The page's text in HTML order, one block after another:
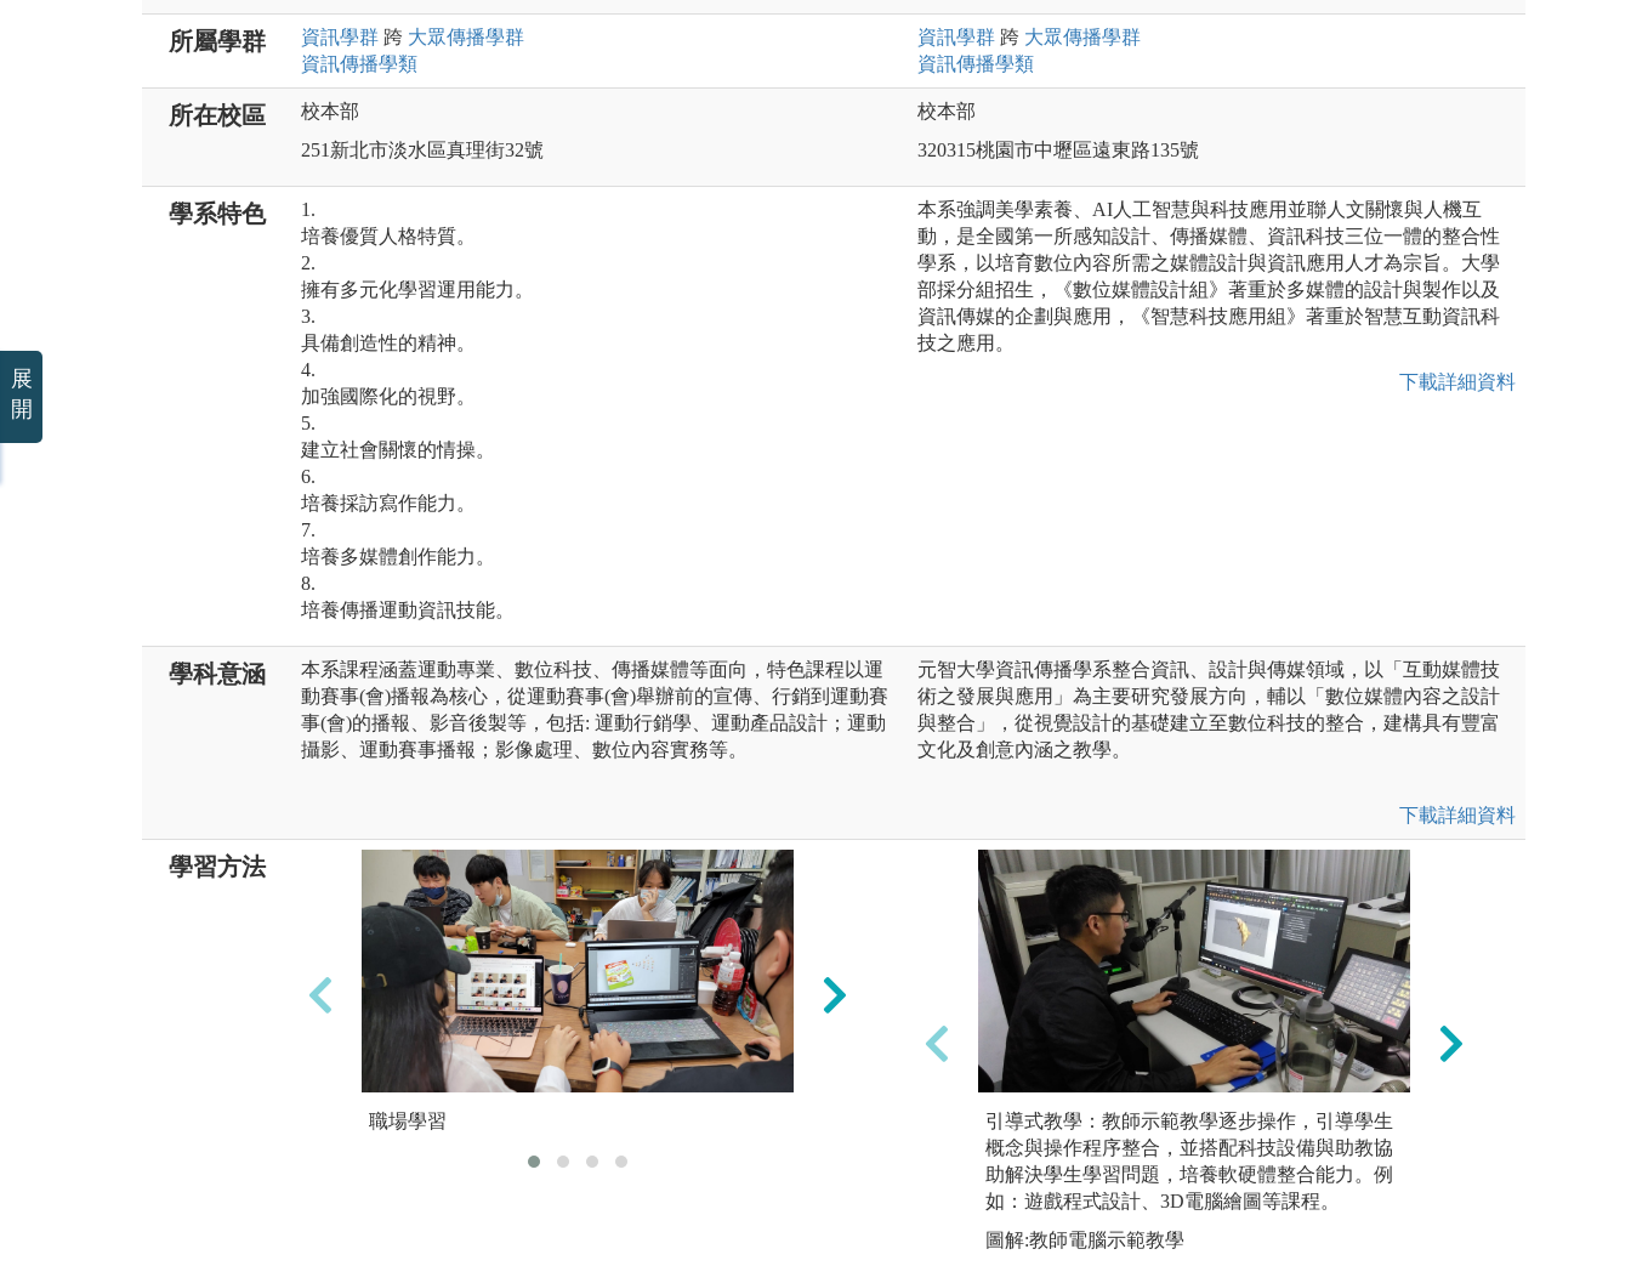
所屬學群 資訊學群 跨 大眾傳播學群
資訊傳播學類
資訊學群 跨 大眾傳播學群
資訊傳播學類
所在校區
校本部
251新北市淡水區真理街32號
校本部
320315桃園市中壢區遠東路135號
學系特色
1.
培養優質人格特質。
2.
擁有多元化學習運用能力。
3.
具備創造性的精神。
4.
加強國際化的視野。
5.
建立社會關懷的情操。
6.
培養採訪寫作能力。
7.
培養多媒體創作能力。
8.
培養傳播運動資訊技能。
本系強調美學素養、AI人工智慧與科技應用並聯人文關懷與人機互
動，是全國第一所感知設計、傳播媒體、資訊科技三位一體的整合性
學系，以培育數位內容所需之媒體設計與資訊應用人才為宗旨。大學
部採分組招生，《數位媒體設計組》著重於多媒體的設計與製作以及
資訊傳媒的企劃與應用，《智慧科技應用組》著重於智慧互動資訊科
技之應用。
下載詳細資料
學科意涵
本系課程涵蓋運動專業、數位科技、傳播媒體等面向，特色課程以運
動賽事(會)播報為核心，從運動賽事(會)舉辦前的宣傳、行銷到運動賽
事(會)的播報、影音後製等，包括: 運動行銷學、運動產品設計；運動
攝影、運動賽事播報；影像處理、數位內容實務等。
元智大學資訊傳播學系整合資訊、設計與傳媒領域，以「互動媒體技
術之發展與應用」為主要研究發展方向，輔以「數位媒體內容之設計
與整合」，從視覺設計的基礎建立至數位科技的整合，建構具有豐富
文化及創意內涵之教學。
下載詳細資料
學習方法
職場學習 上機實作引導式教學：教師示範教學逐步操作，引導學生
概念與操作程序整合，並搭配科技設備與助教協
助解決學生學習問題，培養軟硬體整合能力。例
如：遊戲程式設計、3D電腦繪圖等課程。
圖解:教師電腦示範教學
展
開